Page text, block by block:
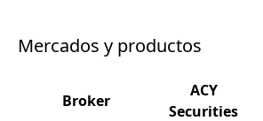
Mercados y productos
Broker
ACY
Securities